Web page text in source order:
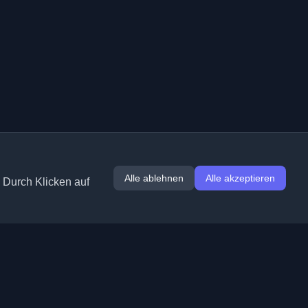
Klicken auf
Alle ablehnen Alle akzeptieren